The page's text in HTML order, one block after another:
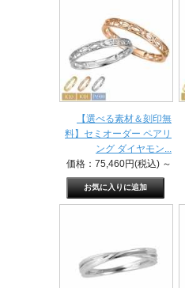
【選べる素材＆刻印無
料】セミオーダー ペアリ
ング ダイヤモン...
価格：75,460円(税込) ～